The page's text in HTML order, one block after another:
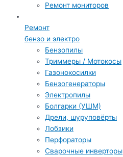
Ремонт мониторов
Ремонт
бензо и электро
Бензопилы
Триммеры / Мотокосы
Газонокосилки
Бензогенераторы
Электропилы
Болгарки (УШМ)
Дрели, шуруповёрты
Лобзики
Перфораторы
Сварочные инверторы